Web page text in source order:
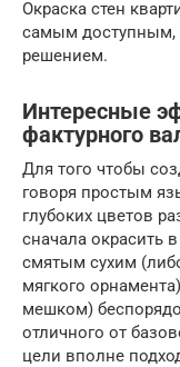
Окраска стен
самым
решением.
Интересные
фактурного
Для того чтобы
говоря простым
глубоких цветов
сначала окрасить
смятым сухим
мягкого
мешком)
отличного от
цели вполне